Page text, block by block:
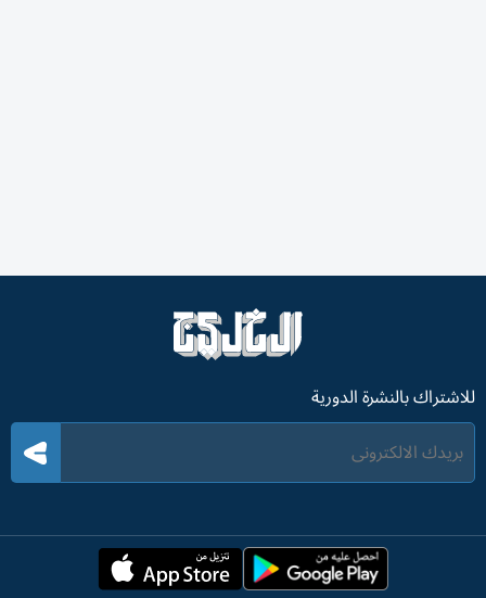
للاشتراك بالنشرة الدورية